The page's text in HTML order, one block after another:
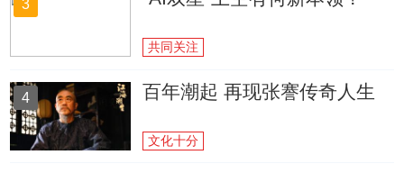
3
共同关注
4 百年潮起 再现张謇传奇人生
文化十分